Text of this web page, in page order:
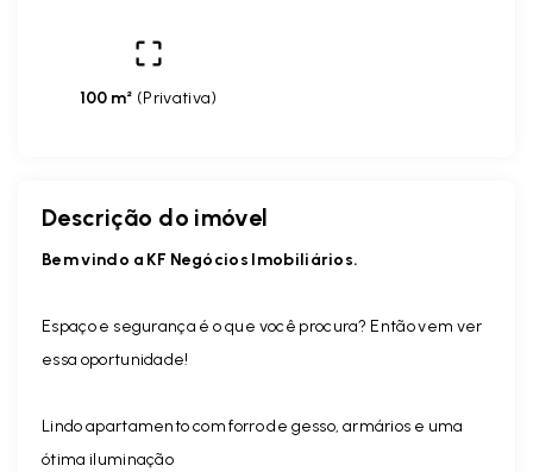
100 m² (Privativa)
Descrição do imóvel
Bem vindo a KF Negócios Imobiliários.
Espaço e segurança é o que você procura? Então vem ver
essa oportunidade!
Lindo apartamento com forro de gesso, armários e uma
ótima iluminação